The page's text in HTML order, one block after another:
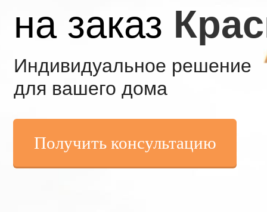
Индивидуальное решение
для вашего дома
на заказ
Получить консультацию